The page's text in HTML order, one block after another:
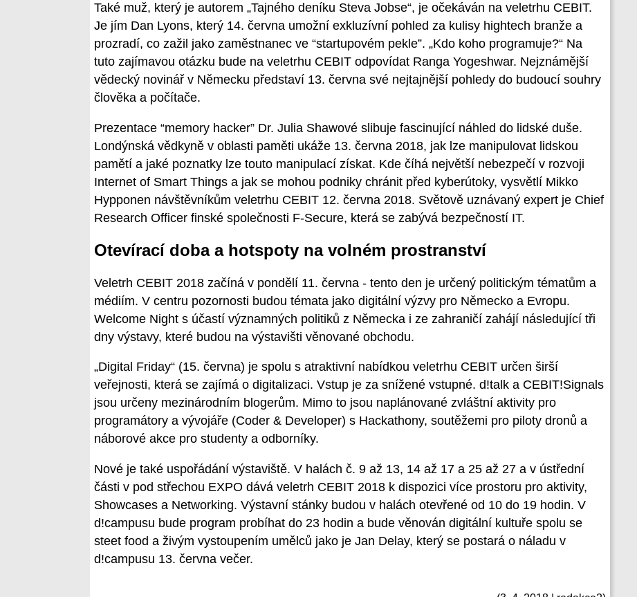
Také muž, který je autorem „Tajného deníku Steva Jobse“, je očekáván na veletrhu CEBIT.
Je jím Dan Lyons, který 14. června umožní exkluzívní pohled za kulisy hightech branže a
prozradí, co zažil jako zaměstnanec ve “startupovém pekle”. „Kdo koho programuje?“ Na
tuto zajímavou otázku bude na veletrhu CEBIT odpovídat Ranga Yogeshwar. Nejznámější
vědecký novinář v Německu představí 13. června své nejtajnější pohledy do budoucí souhry
člověka a počítače.
Prezentace “memory hacker” Dr. Julia Shawové slibuje fascinující náhled do lidské duše.
Londýnská vědkyně v oblasti paměti ukáže 13. června 2018, jak lze manipulovat lidskou
pamětí a jaké poznatky lze touto manipulací získat. Kde číhá největší nebezpečí v rozvoji
Internet of Smart Things a jak se mohou podniky chránit před kyberútoky, vysvětlí Mikko
Hypponen návštěvníkům veletrhu CEBIT 12. června 2018. Světově uznávaný expert je Chief
Research Officer finské společnosti F-Secure, která se zabývá bezpečností IT.
Otevírací doba a hotspoty na volném prostranství
Veletrh CEBIT 2018 začíná v pondělí 11. června - tento den je určený politickým tématům a
médiím. V centru pozornosti budou témata jako digitální výzvy pro Německo a Evropu.
Welcome Night s účastí významných politiků z Německa i ze zahraničí zahájí následující tři
dny výstavy, které budou na výstavišti věnované obchodu.
„Digital Friday“ (15. června) je spolu s atraktivní nabídkou veletrhu CEBIT určen širší
veřejnosti, která se zajímá o digitalizaci. Vstup je za snížené vstupné. d!talk a CEBIT!Signals
jsou určeny mezinárodním blogerům. Mimo to jsou naplánované zvláštní aktivity pro
programátory a vývojáře (Coder & Developer) s Hackathony, soutěžemi pro piloty dronů a
náborové akce pro studenty a odborníky.
Nové je také uspořádání výstaviště. V halách č. 9 až 13, 14 až 17 a 25 až 27 a v ústřední
části v pod střechou EXPO dává veletrh CEBIT 2018 k dispozici více prostoru pro aktivity,
Showcases a Networking. Výstavní stánky budou v halách otevřené od 10 do 19 hodin. V
d!campusu bude program probíhat do 23 hodin a bude věnován digitální kultuře spolu se
steet food a živým vystoupením umělců jako je Jan Delay, který se postará o náladu v
d!campusu 13. června večer.